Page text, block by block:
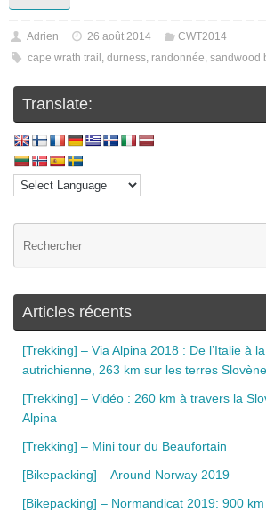
Adrien 26 août 2014
CWT2014
cape wrath trail , durness, randonnée, sandwood
Translate:
Articles récents
[Trekking] – Via Alpina 2018 : De l’Italie à
autrichienne, 263 km sur les terres
[Trekking] – Vidéo : 260 km à travers la
Alpina
[Trekking] – Mini tour du Beaufortain
[Bikepacking] – Around Norway 2019
[Bikepacking] – Normandicat 2019: 900